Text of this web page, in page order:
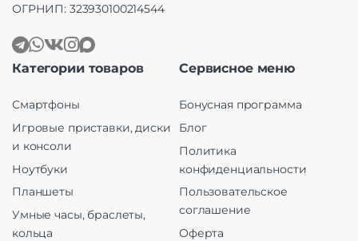
ОГРНИП: 323930100214544
Категории товаров
Смартфоны
Игровые приставки, диски
и консоли
Ноутбуки
Планшеты
Умные часы, браслеты,
кольца
Сервисное меню
Бонусная программа
Блог
Политика
конфиденциальности
Пользовательское
соглашение
Оферта